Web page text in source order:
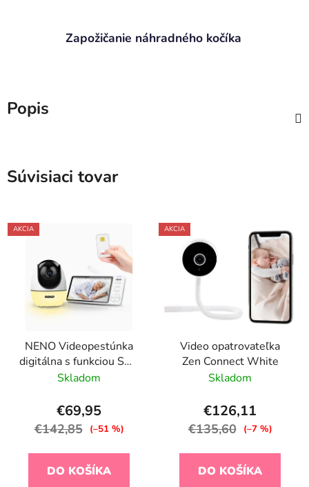
Zapožičanie náhradného kočíka
Popis
Súvisiaci tovar
AKCIA
NENO Videopestúnka
digitálna s funkciou SOS
Ti Amo
Skladom
€69,95
€142,85 (–51 %)
DO KOŠÍKA
AKCIA
Video opatrovateľka
Zen Connect White
Skladom
€126,11
€135,60 (–7 %)
DO KOŠÍKA